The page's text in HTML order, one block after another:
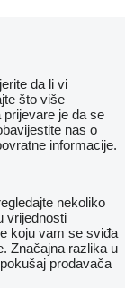
da li vi
što više
je da se
nas o
informacije.
nekoliko
vrijednosti
koju vam se sviđa
Značajna razlika u
prodavača